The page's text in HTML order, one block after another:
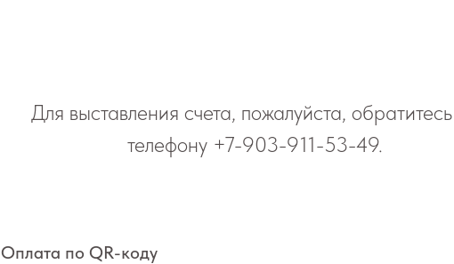
Для выставления счета, пожалуйста,
телефону +7-903-911-53-49.
Оплата по QR-коду